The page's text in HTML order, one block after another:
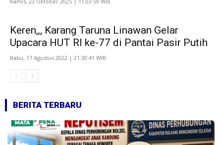
Keren,,, Karang Taruna Linawan Gelar
Upacara HUT RI ke-77 di Pantai Pasir Putih
Rabu, 17 Agustus 2022 | 21:30:41 WIB
BERITA TERBARU